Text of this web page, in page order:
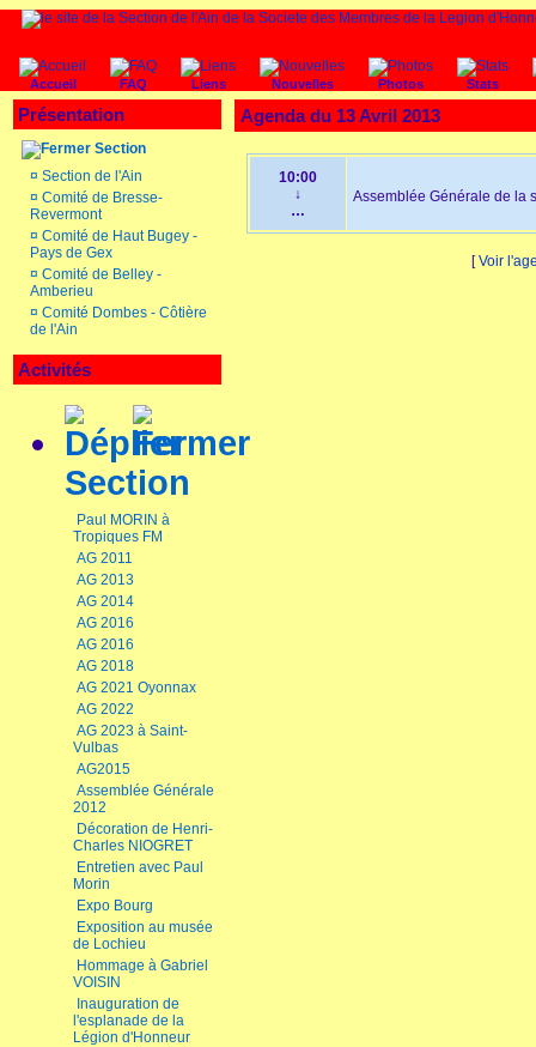
Accueil FAQ Liens Nouvelles Photos Stats
Présentation
Section
¤ Section de l'Ain
¤ Comité de Bresse-
Revermont
¤ Comité de Haut Bugey -
Pays de Gex
¤ Comité de Belley -
Amberieu
¤ Comité Dombes - Côtière
de l'Ain
Activités
Section
Paul MORIN à
Tropiques FM
AG 2011
AG 2013
AG 2014
AG 2016
AG 2016
AG 2018
AG 2021 Oyonnax
AG 2022
AG 2023 à Saint-
Vulbas
AG2015
Assemblée Générale
2012
Décoration de Henri-
Charles NIOGRET
Entretien avec Paul
Morin
Expo Bourg
Exposition au musée
de Lochieu
Hommage à Gabriel
VOISIN
Inauguration de
l'esplanade de la
Légion d'Honneur
Agenda du 13 Avril 2013
10:00
↓
…
Assemblée Générale de la
[Voir